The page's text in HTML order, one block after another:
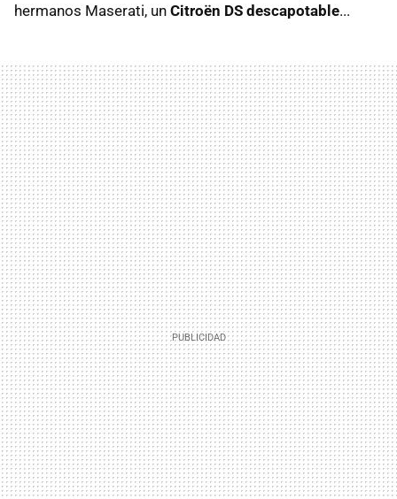
hermanos Maserati, un Citroën DS descapotable...